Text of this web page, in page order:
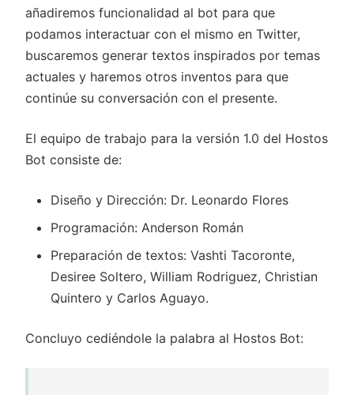
añadiremos funcionalidad al bot para que
podamos interactuar con el mismo en Twitter,
buscaremos generar textos inspirados por temas
actuales y haremos otros inventos para que
continúe su conversación con el presente.
El equipo de trabajo para la versión 1.0 del Hostos
Bot consiste de:
Diseño y Dirección: Dr. Leonardo Flores
Programación: Anderson Román
Preparación de textos: Vashti Tacoronte,
Desiree Soltero, William Rodriguez, Christian
Quintero y Carlos Aguayo.
Concluyo cediéndole la palabra al Hostos Bot: